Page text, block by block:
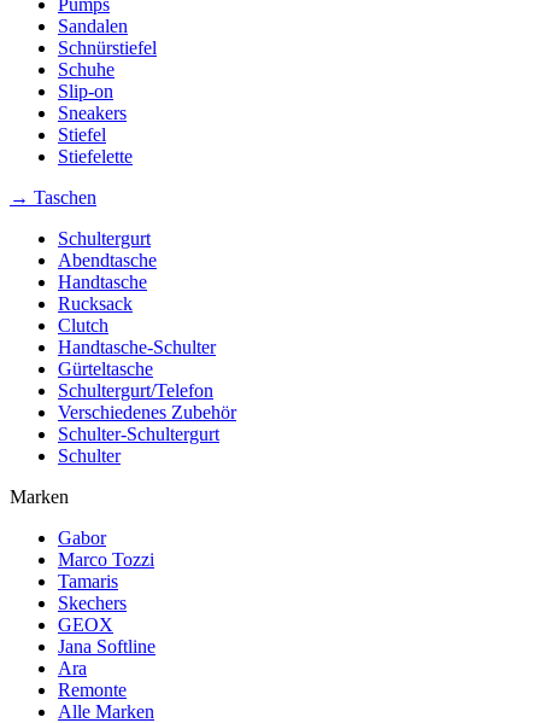
Pumps
Sandalen
Schnürstiefel
Schuhe
Slip-on
Sneakers
Stiefel
Stiefelette
→ Taschen
Schultergurt
Abendtasche
Handtasche
Rucksack
Clutch
Handtasche-Schulter
Gürteltasche
Schultergurt/Telefon
Verschiedenes Zubehör
Schulter-Schultergurt
Schulter
Marken
Gabor
Marco Tozzi
Tamaris
Skechers
GEOX
Jana Softline
Ara
Remonte
Alle Marken